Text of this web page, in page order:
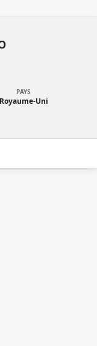
PAYS
Royaume-Uni